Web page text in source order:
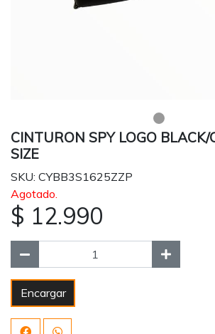
CINTURON SPY LOGO BLACK/
SIZE
SKU: CYBB3S1625ZZP
Agotado.
$ 12.990
Encargar